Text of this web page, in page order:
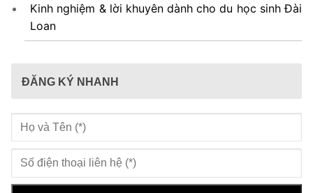
Kinh nghiệm & lời khuyên dành cho du học sinh Đài
Loan
ĐĂNG KÝ NHANH